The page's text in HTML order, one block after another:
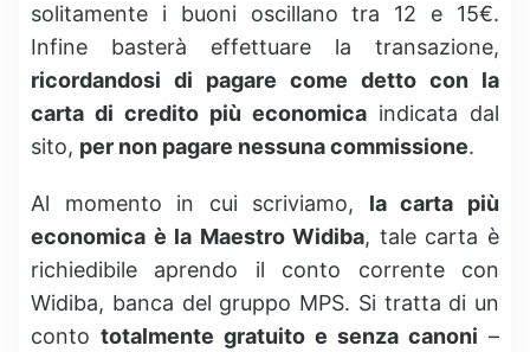
solitamente i buoni oscillano tra 12 e 15€.
Infine basterà effettuare la transazione,
ricordandosi di pagare come detto con la
carta di credito più economica indicata dal
sito, per non pagare nessuna commissione.
Al momento in cui scriviamo, la carta più
economica è la Maestro Widiba, tale carta è
richiedibile aprendo il conto corrente con
Widiba, banca del gruppo MPS. Si tratta di un
conto totalmente gratuito e senza canoni –